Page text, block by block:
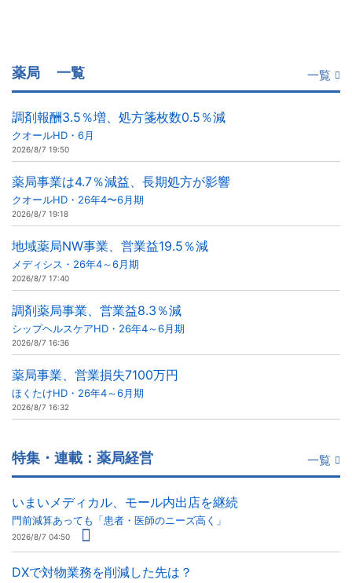
薬局 一覧 一覧
調剤報酬3.5％増、処方箋枚数0.5％減
クオールHD・6月
2026/8/7 19:50
薬局事業は4.7％減益、長期処方が影響
クオールHD・26年4〜6月期
2026/8/7 19:18
地域薬局NW事業、営業益19.5％減
メディシス・26年4～6月期
2026/8/7 17:40
調剤薬局事業、営業益8.3％減
シップヘルスケアHD・26年4～6月期
2026/8/7 16:36
薬局事業、営業損失7100万円
ほくたけHD・26年4～6月期
2026/8/7 16:32
特集・連載：薬局経営 一覧
いまいメディカル、モール内出店を継続
門前減算あっても「患者・医師のニーズ高く」
2026/8/7 04:50
DXで対物業務を削減した先は？